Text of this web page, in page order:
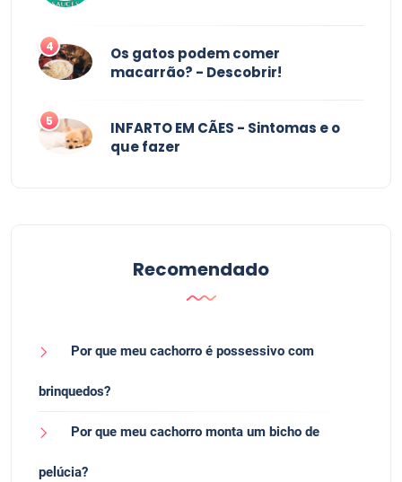
4
Os gatos podem comer
macarrão? - Descobrir!
5
INFARTO EM CÃES - Sintomas e o
que fazer
Recomendado
Por que meu cachorro é possessivo com
brinquedos?
Por que meu cachorro monta um bicho de
pelúcia?